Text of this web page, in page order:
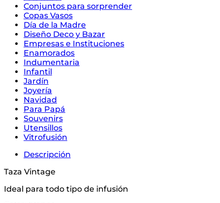
Conjuntos para sorprender
Copas Vasos
Día de la Madre
Diseño Deco y Bazar
Empresas e Instituciones
Enamorados
Indumentaria
Infantil
Jardín
Joyería
Navidad
Para Papá
Souvenirs
Utensillos
Vitrofusión
Descripción
Taza Vintage
Ideal para todo tipo de infusión